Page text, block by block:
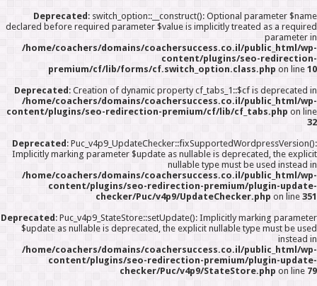
Deprecated : switch_option::__construct(): Optional parameter $name
declared before required parameter $value is implicitly treated as a required
parameter in
/home/coachers/domains/coachersuccess.co.il/public_html/wp-
content/plugins/seo-redirection-
premium/cf/lib/forms/cf.switch_option.class.php on line10
Deprecated : Creation of dynamic property cf_tabs_1::$cf is deprecated in
/home/coachers/domains/coachersuccess.co.il/public_html/wp-
content/plugins/seo-redirection-premium/cf/lib/cf_tabs.php on line
32
Deprecated : Puc_v4p9_UpdateChecker::fixSupportedWordpressVersion():
Implicitly marking parameter $update as nullable is deprecated, the explicit
nullable type must be used instead in
/home/coachers/domains/coachersuccess.co.il/public_html/wp-
content/plugins/seo-redirection-premium/plugin-update-
checker/Puc/v4p9/UpdateChecker.php on line351
Deprecated : Puc_v4p9_StateStore::setUpdate(): Implicitly marking parameter
$update as nullable is deprecated, the explicit nullable type must be used
instead in
/home/coachers/domains/coachersuccess.co.il/public_html/wp-
content/plugins/seo-redirection-premium/plugin-update-
checker/Puc/v4p9/StateStore.php on line 79